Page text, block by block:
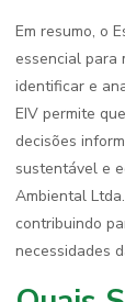
Em resumo, o
essencial para
identificar e
EIV permite
decisões
sustentável e
Ambiental
contribuindo
necessidades